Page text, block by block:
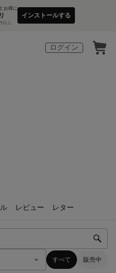
お得に
以上
インストールする
ログイン
レビュー レター
すべて 販売中